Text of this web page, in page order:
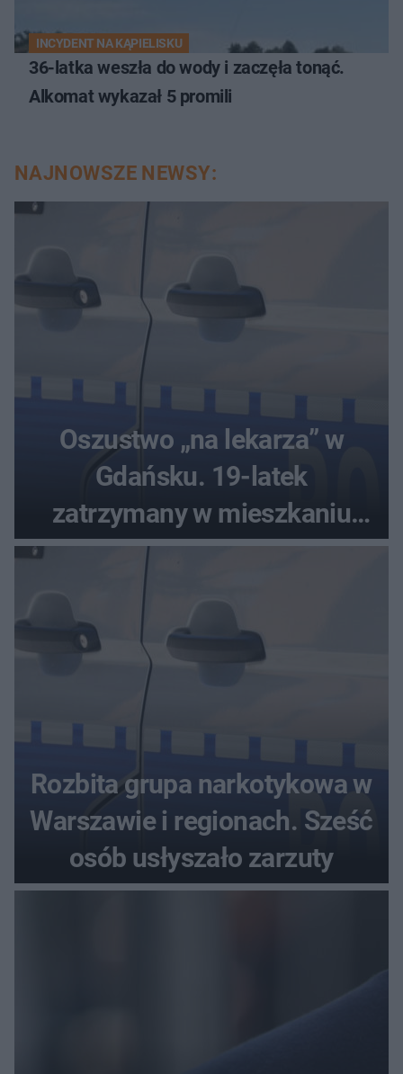
INCYDENT NA KĄPIELISKU
36-latka weszła do wody i zaczęła tonąć.
Alkomat wykazał 5 promili
NAJNOWSZE NEWSY:
Oszustwo „na lekarza” w
Gdańsku. 19-latek
zatrzymany w mieszkaniu
seniora
Rozbita grupa narkotykowa w
Warszawie i regionach. Sześć
osób usłyszało zarzuty